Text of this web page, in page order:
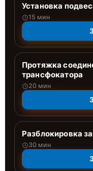
Установка
15 мин
Протяжка
трансфокатора
20 мин
Разблокировка
30 мин